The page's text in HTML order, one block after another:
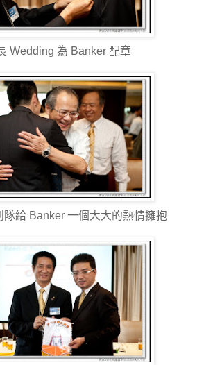
Wedding 為 Banker 配章
隊給 Banker 一個大大的熱情擁抱